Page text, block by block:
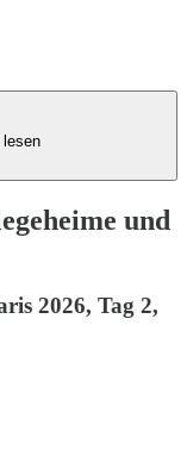
und
2026, Tag 2,